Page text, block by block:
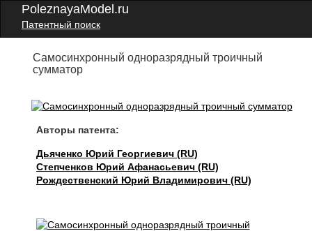
PoleznayaModel.ru
Патентный поиск
Самосинхронный одноразрядный троичный
сумматор
Авторы патента:
Дьяченко Юрий Георгиевич (RU)
Степченков Юрий Афанасьевич (RU)
Рождественский Юрий Владимирович (RU)